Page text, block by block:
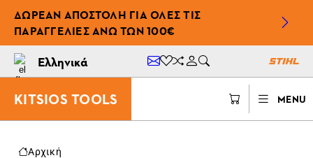
ΔΩΡΕΆΝ ΑΠΟΣΤΟΛΉ ΓΙΑ ΌΛΕΣ ΤΙΣ
ΠΑΡΑΓΓΕΛΊΕΣ ΆΝΩ ΤΩΝ 100€
Ελληνικά
KITSIOS TOOLS MENU
Αρχική